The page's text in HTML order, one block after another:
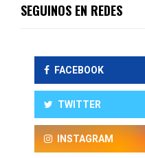
SEGUINOS EN REDES
FACEBOOK
TWITTER
INSTAGRAM